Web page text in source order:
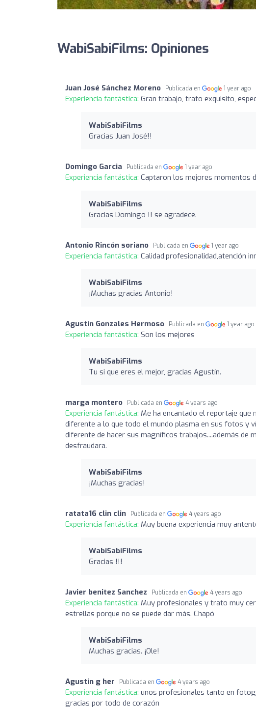
WabiSabiFilms: Opiniones
Juan José Sánchez Moreno Publicada en 1 year ago
Experiencia fantástica: Gran trabajo, trato exquisito,
WabiSabiFilms
Gracias Juan José!!
Domingo Garcia Publicada en 1 year ago
Experiencia fantástica: Captaron los mejores momentos
WabiSabiFilms
Gracias Domingo !! se agradece.
Antonio Rincón soriano Publicada en 1 year ago
Experiencia fantástica: Calidad,profesionalidad,atención
WabiSabiFilms
¡Muchas gracias Antonio!
Agustin Gonzales Hermoso Publicada en 1 year ago
Experiencia fantástica: Son los mejores
WabiSabiFilms
Tu si que eres el mejor, gracias Agustín.
marga montero Publicada en 4 years ago
Experiencia fantástica: Me ha encantado el reportaje
diferente a lo que todo el mundo plasma en sus fotos y
diferente de hacer sus magníficos trabajos....además de
desfraudara.
WabiSabiFilms
¡Muchas gracias!
ratata16 clin clin Publicada en 4 years ago
Experiencia fantástica: Muy buena experiencia muy
WabiSabiFilms
Gracias !!!
Javier benitez Sanchez Publicada en 4 years ago
Experiencia fantástica: Muy profesionales y trato muy
estrellas porque no se puede dar más. Chapó
WabiSabiFilms
Muchas gracias. ¡Ole!
Agustin g her Publicada en 4 years ago
Experiencia fantástica: unos profesionales tanto en
gracias por todo de corazón